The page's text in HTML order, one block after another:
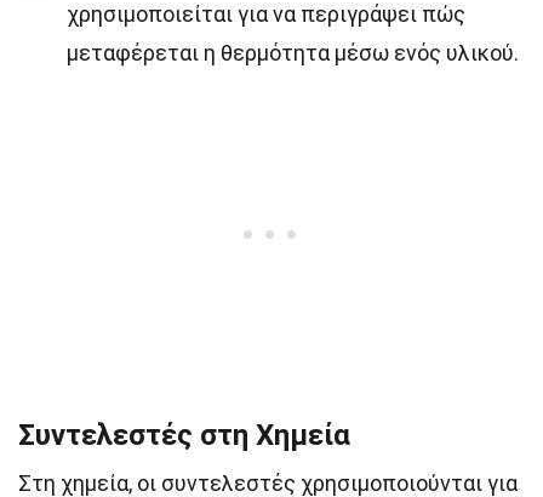
χρησιμοποιείται για να περιγράψει πώς
μεταφέρεται η θερμότητα μέσω ενός υλικού.
Συντελεστές στη Χημεία
Στη χημεία, οι συντελεστές χρησιμοποιούνται για